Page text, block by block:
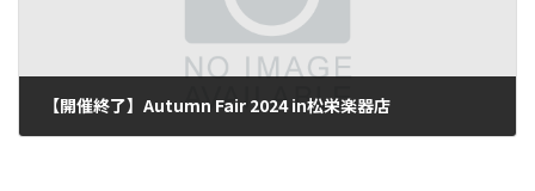
【開催終了】Autumn Fair 2024 in松栄楽器店